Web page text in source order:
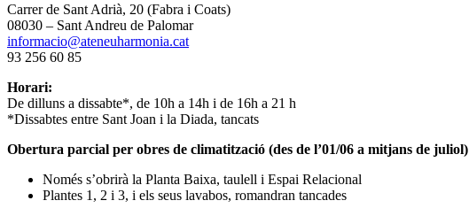
Carrer de Sant Adrià, 20 (Fabra i Coats)
08030 – Sant Andreu de Palomar
informacio@ateneuharmonia.cat
93 256 60 85
Horari:
De dilluns a dissabte*, de 10h a 14h i de 16h a 21 h
*Dissabtes entre Sant Joan i la Diada, tancats
Obertura parcial per obres de climatització (des de l’01/06 a mitjans de juliol)
Només s’obrirà la Planta Baixa, taulell i Espai Relacional
Plantes 1, 2 i 3, i els seus lavabos, romandran tancades